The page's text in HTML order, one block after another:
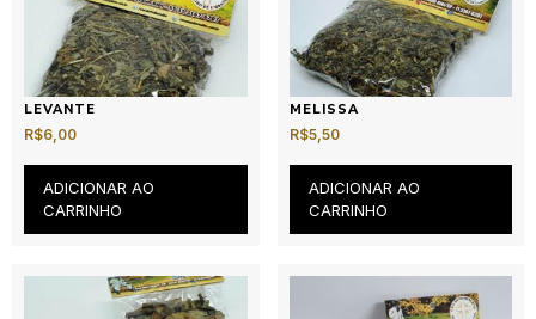
LEVANTE
R$6,00
ADICIONAR AO
CARRINHO
MELISSA
R$5,50
ADICIONAR AO
CARRINHO